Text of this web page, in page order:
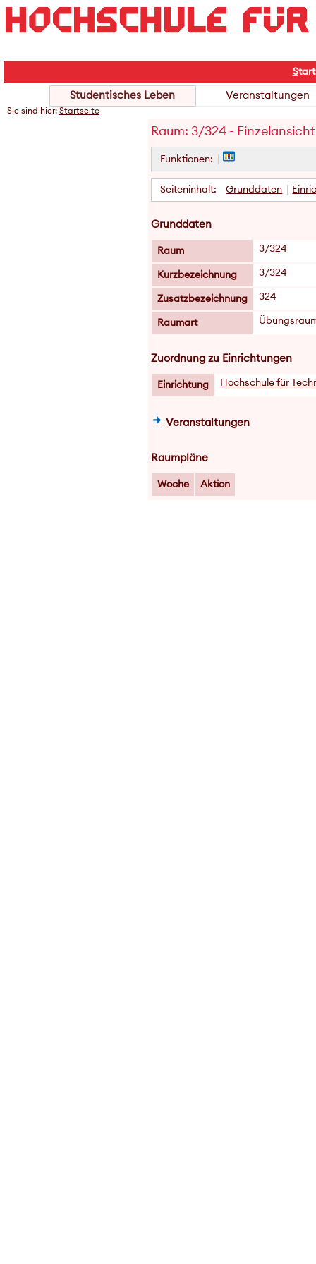
S
Studentisches Leben Veranstaltungen
Sie sind hier: Startseite
Raum: 3/324 - Einzelansicht
Funktionen:
Seiteninhalt: Grunddaten
Grunddaten
Raum 3/324
Kurzbezeichnung 3/324
Zusatzbezeichnung 324
Raumart
Zuordnung zu Einrichtungen
Einrichtung Hochschule für
Veranstaltungen
Raumpläne
Woche Aktion